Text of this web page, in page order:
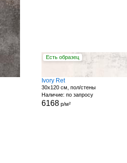
Есть образец
Ivory Ret
30x120 см, пол/стены
Наличие: по запросу
6168р/м²